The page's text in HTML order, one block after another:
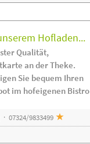
Hofladen...
Qualität,
an der Theke.
Sie bequem Ihren
im hofeigenen Bistro
07324/9833499